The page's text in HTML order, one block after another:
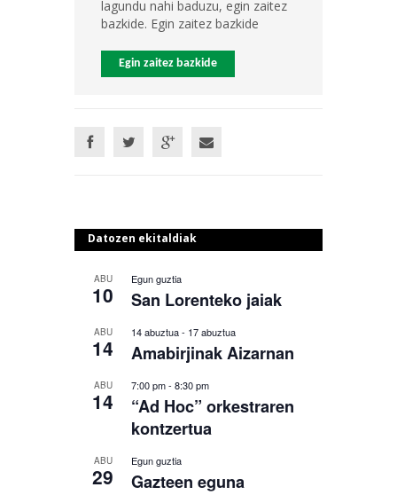
lagundu nahi baduzu, egin zaitez
bazkide. Egin zaitez bazkide
Egin zaitez bazkide
Datozen ekitaldiak
ABU
10
Egun guztia
San Lorenteko jaiak
ABU
14
14 abuztua- 17 abuztua
Amabirjinak Aizarnan
ABU
14
7:00 pm- 8:30 pm
“Ad Hoc” orkestraren
kontzertua
ABU
29
Egun guztia
Gazteen eguna